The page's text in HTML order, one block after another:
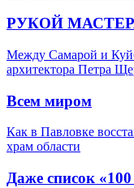
РУКОЙ
Между Самарой и
архитектора Петра
Всем миром
Как в Павловке
храм области
Даже список